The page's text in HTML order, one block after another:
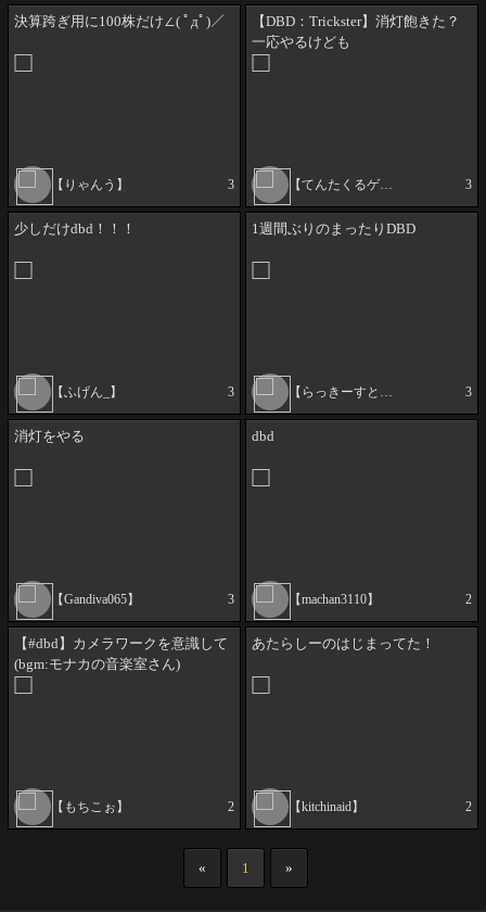
決算跨ぎ用に100株だけ∠( ﾟдﾟ)／
【りゃんう】 3
【DBD：Trickster】消灯飽きた？
一応やるけども
【てんたくるゲーミング】 3
少しだけdbd！！！
【ふげん_】 3
1週間ぶりのまったりDBD
【らっきーすとらいく】 3
消灯をやる
【Gandiva065】 3
dbd
【machan3110】 2
【#dbd】カメラワークを意識して
(bgm:モナカの音楽室さん)
【もちこぉ】 2
あたらしーのはじまってた！
【kitchinaid】 2
« 1 »